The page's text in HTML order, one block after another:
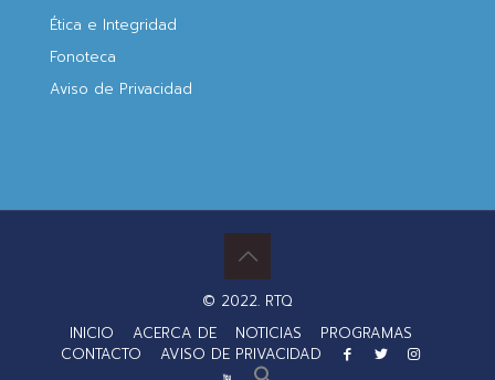
Ética e Integridad
Fonoteca
Aviso de Privacidad
© 2022. RTQ
INICIO
ACERCA DE NOTICIAS
PROGRAMAS
CONTACTO
AVISO DE PRIVACIDAD